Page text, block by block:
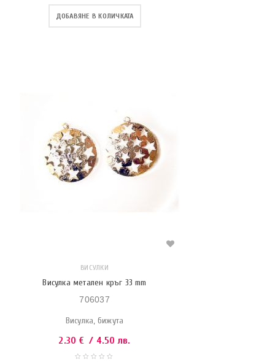
ДОБАВЯНЕ В КОЛИЧКАТА
ВИСУЛКИ
Висулка метален кръг 33 mm
706037
Висулка, бижута
2.30 € / 4.50 лв.